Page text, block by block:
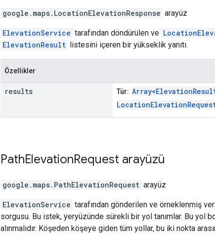
google.maps. LocationElevationResponse arayüz
ElevationService tarafından döndürülen ve
ElevationResult listesini içeren bir yükseklik yanıtı.
Özellikler
results Tür: Array<
PathElevationRequest arayüzü
google.maps. PathElevationRequest arayüz
ElevationService tarafından gönderilen ve örneklenmiş
sorgusu. Bu istek, yeryüzünde sürekli bir yol tanımlar. Bu yol
alınmalıdır. Köşeden köşeye giden tüm yollar, bu iki nokta